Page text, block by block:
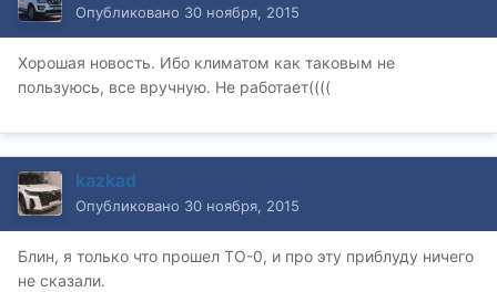
Опубликовано 30 ноября, 2015
Хорошая новость. Ибо климатом как таковым не
пользуюсь, все вручную. Не работает((((
kazkad
Опубликовано 30 ноября, 2015
Блин, я только что прошел ТО-0, и про эту приблуду ничего
не сказали.